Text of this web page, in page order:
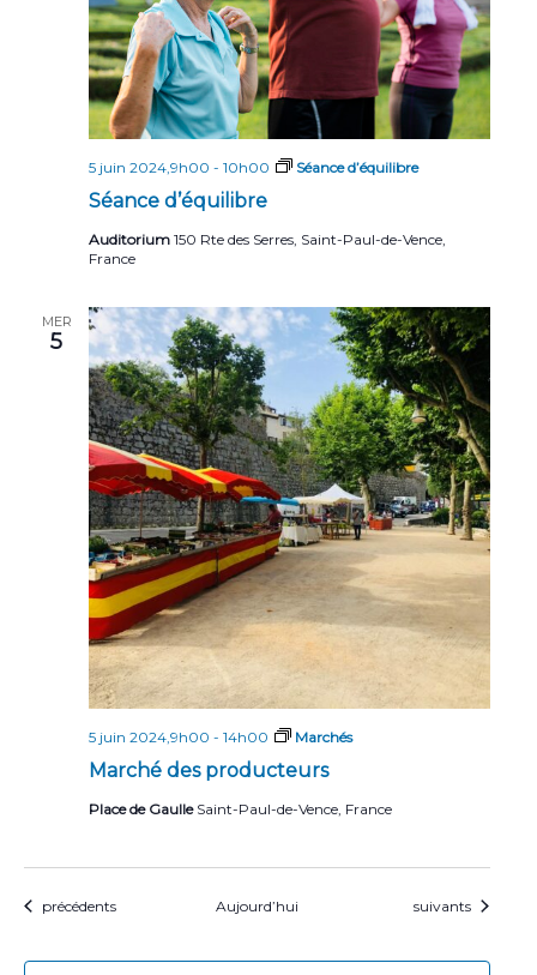
Séance d’équilibre
5 juin 2024,9h00 - 10h00 Séance d’équilibre
Auditorium 150 Rte des Serres, Saint-Paul-de-Vence,
France
MER
5
Marché des producteurs
5 juin 2024,9h00 - 14h00 Marchés
Place de Gaulle Saint-Paul-de-Vence, France
Évènements
précédents Aujourd’hui Évènements
suivants